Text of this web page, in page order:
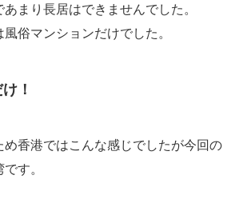
まり長居はできませんでした。
俗マンションだけでした。
！
め香港ではこんな感じでしたが今回の
す。